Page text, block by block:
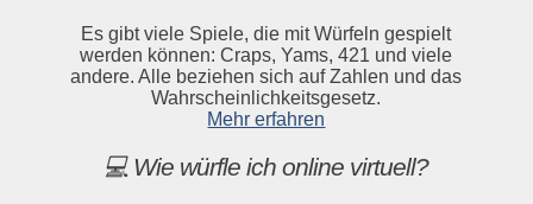
Es gibt viele Spiele, die mit Würfeln gespielt
werden können: Craps, Yams, 421 und viele
andere. Alle beziehen sich auf Zahlen und das
Wahrscheinlichkeitsgesetz.
Mehr erfahren
💻 Wie würfle ich online virtuell?